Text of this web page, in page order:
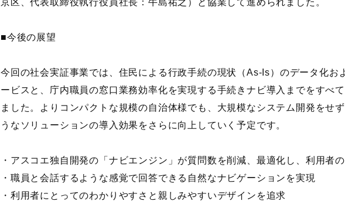
京区、代表取締役執行役員社長：牛島祐之）と協業して進められました。
■今後の展望
今回の社会実証事業では、住民による行政手続の現状（As-Is）のデータ化お
ービスと、庁内職員の窓口業務効率化を実現する手続きナビ導入までをすべ
ました。よりコンパクトな規模の自治体様でも、大規模なシステム開発をせ
うなソリューションの導入効果をさらに向上していく予定です。
・アスコエ独自開発の「ナビエンジン」が質問数を削減、最適化し、利用者
・職員と会話するような感覚で回答できる自然なナビゲーションを実現
・利用者にとってのわかりやすさと親しみやすいデザインを追求